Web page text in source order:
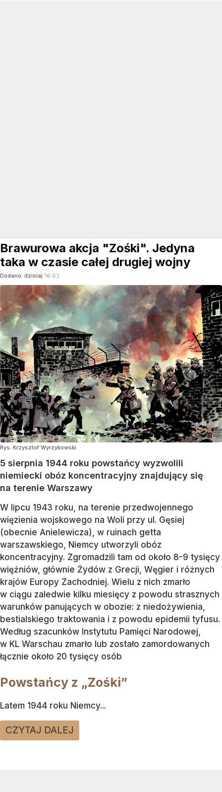
Brawurowa akcja "Zośki". Jedyna
taka w czasie całej drugiej wojny
Dodano: dzisiaj 16:02
Rys. Krzysztof Wyrzykowski
5 sierpnia 1944 roku powstańcy wyzwolili
niemiecki obóz koncentracyjny znajdujący się
na terenie Warszawy
W lipcu 1943 roku, na terenie przedwojennego
więzienia wojskowego na Woli przy ul. Gęsiej
(obecnie Anielewicza), w ruinach getta
warszawskiego, Niemcy utworzyli obóz
koncentracyjny. Zgromadzili tam od około 8-9 tysięcy
więźniów, głównie Żydów z Grecji, Węgier i różnych
krajów Europy Zachodniej. Wielu z nich zmarło
w ciągu zaledwie kilku miesięcy z powodu strasznych
warunków panujących w obozie: z niedożywienia,
bestialskiego traktowania i z powodu epidemii tyfusu.
Według szacunków Instytutu Pamięci Narodowej,
w KL Warschau zmarło lub zostało zamordowanych
łącznie około 20 tysięcy osób
Powstańcy z „Zośki”
Latem 1944 roku Niemcy...
CZYTAJ DALEJ